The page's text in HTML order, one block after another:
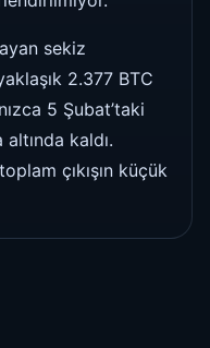
sekiz
2.377 BTC
5 Şubat’taki
kaldı.
çıkışın küçük